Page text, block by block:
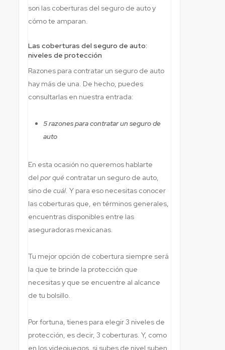
son las coberturas del seguro de auto y
cómo te amparan.
Las coberturas del seguro de auto:
niveles de protección
Razones para contratar un seguro de auto
hay más de una. De hecho, puedes
consultarlas en nuestra entrada:
5 razones para contratar un seguro de
auto
En esta ocasión no queremos hablarte
delpor qué contratar un seguro de auto,
sino decuál. Y para eso necesitas conocer
las coberturas que, en términos generales,
encuentras disponibles entre las
aseguradoras mexicanas.
Tu mejor opción de cobertura siempre será
la que te brinde la protección que
necesitas y que se encuentre al alcance
de tu bolsillo.
Por fortuna, tienes para elegir 3 niveles de
protección, es decir, 3 coberturas. Y, como
en los videojuegos, si subes de nivel suben